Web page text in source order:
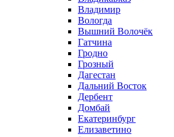
Владимир
Вологда
Вышний Волочёк
Гатчина
Гродно
Грозный
Дагестан
Дальний Восток
Дербент
Домбай
Екатеринбург
Елизаветино